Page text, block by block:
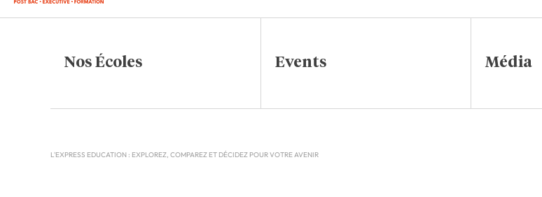
Nos Écoles Events Média
L'EXPRESS EDUCATION : EXPLOREZ, COMPAREZ ET DÉCIDEZ POUR VOTRE AVENIR